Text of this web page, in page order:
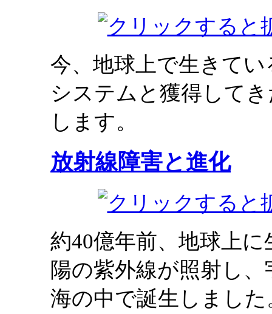
今、地球上で生きて
システムと獲得して
します。
放射線障害と進化
約40億年前、地球上
陽の紫外線が照射し
海の中で誕生しました